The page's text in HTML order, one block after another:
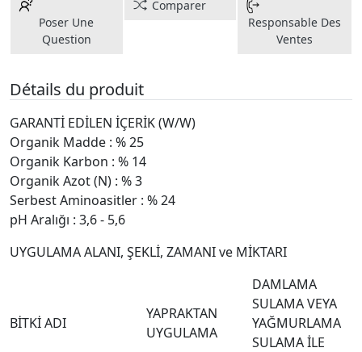
Poser Une
Question
Comparer
Responsable Des
Ventes
Détails du produit
GARANTİ EDİLEN İÇERİK (W/W)
Organik Madde : % 25
Organik Karbon : % 14
Organik Azot (N) : % 3
Serbest Aminoasitler : % 24
pH Aralığı : 3,6 - 5,6
UYGULAMA ALANI, ŞEKLİ, ZAMANI ve MİKTARI
BİTKİ ADI
YAPRAKTAN
UYGULAMA
DAMLAMA
SULAMA VEYA
YAĞMURLAMA
SULAMA İLE